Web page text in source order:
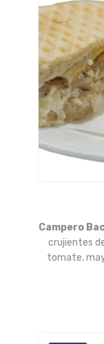
Campero
crujientes
tomate,